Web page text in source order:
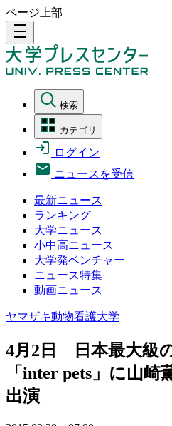
ページ上部
density_medium
検索
カテゴリ
ログイン
ニュースを受信
最新ニュース
ランキング
大学ニュース
小中高ニュース
大学発ベンチャー
ニュース特集
動画ニュース
ヤマザキ動物看護大学
4月2日 日本最大級
「inter pets」に山崎
出演